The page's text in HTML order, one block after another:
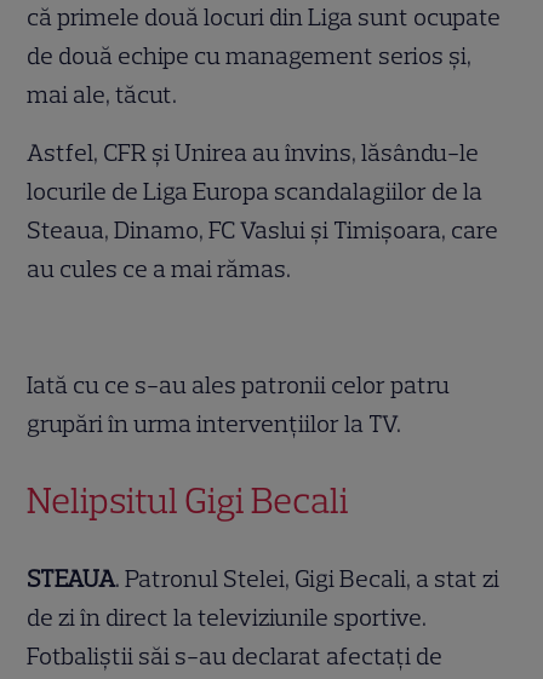
că primele două locuri din Liga sunt ocupate
de două echipe cu management serios şi,
mai ale, tăcut.
Astfel, CFR şi Unirea au învins, lăsându-le
locurile de Liga Europa scandalagiilor de la
Steaua, Dinamo, FC Vaslui şi Timişoara, care
au cules ce a mai rămas.
Iată cu ce s-au ales patronii celor patru
grupări în urma intervenţiilor la TV.
Nelipsitul Gigi Becali
STEAUA. Patronul Stelei, Gigi Becali, a stat zi
de zi în direct la televiziunile sportive.
Fotbaliştii săi s-au declarat afectaţi de